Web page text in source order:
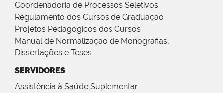
Coordenadoria de Processos Seletivos
Regulamento dos Cursos de Graduação
Projetos Pedagógicos dos Cursos
Manual de Normalização de Monografias,
Dissertações e Teses
SERVIDORES
Assistência à Saúde Suplementar